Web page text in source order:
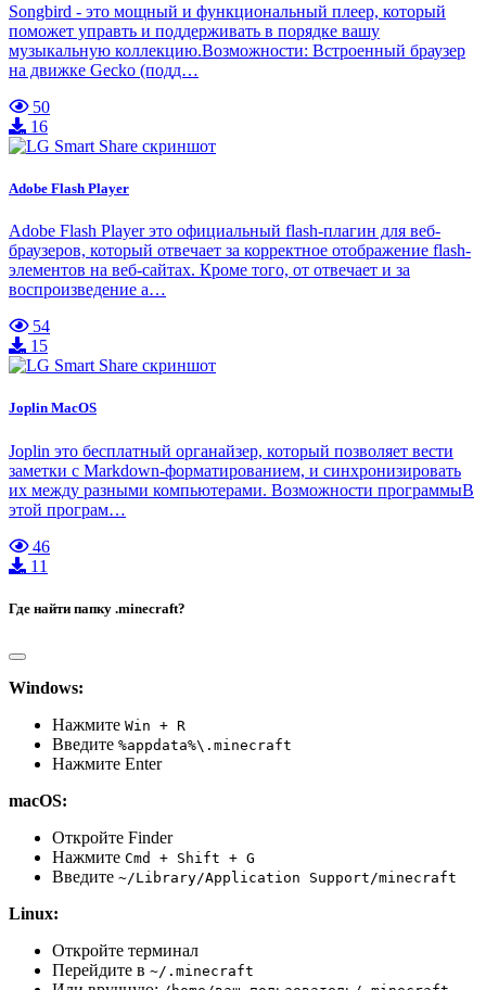
Songbird - это мощный и функциональный плеер, который
поможет управть и поддерживать в порядке вашу
музыкальную коллекцию.Возможности: Встроенный браузер
на движке Gecko (подд…
50
16
Adobe Flash Player
Adobe Flash Player это официальный flash-плагин для веб-
браузеров, который отвечает за корректное отображение flash-
элементов на веб-сайтах. Кроме того, от отвечает и за
воспроизведение а…
54
15
Joplin MacOS
Joplin это бесплатный органайзер, который позволяет вести
заметки с Markdown-форматированием, и синхронизировать
их между разными компьютерами. Возможности программыВ
этой програм…
46
11
Где найти папку .minecraft?
Windows:
Нажмите Win + R
Введите %appdata%\.minecraft
Нажмите Enter
macOS:
Откройте Finder
Нажмите Cmd + Shift + G
Введите ~/Library/Application Support/minecraft
Linux:
Откройте терминал
Перейдите в ~/.minecraft